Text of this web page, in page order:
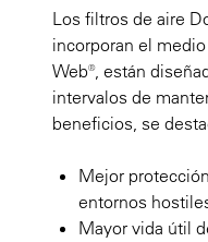
Los filtros de aire
incorporan el
Web®, están
intervalos de
beneficios, se
Mejor
entornos
Mayor vida útil